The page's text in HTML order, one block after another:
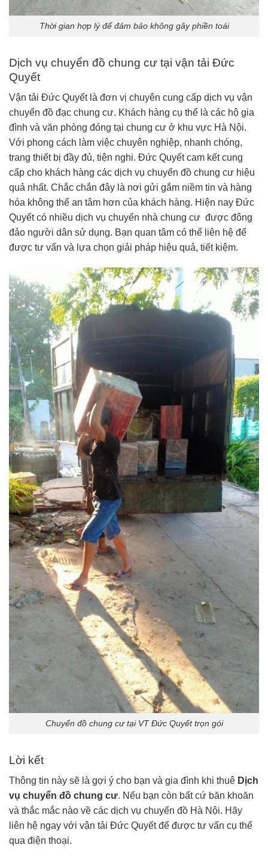
Thời gian hợp lý để đảm bảo không gây phiền toái
Dịch vụ chuyển đồ chung cư tại vận tải Đức
Quyết
Vận tải Đức Quyết là đơn vị chuyên cung cấp dịch vụ vận
chuyển đồ đạc chung cư. Khách hàng cụ thể là các hộ gia
đình và văn phòng đóng tại chung cư ở khu vực Hà Nội.
Với phong cách làm việc chuyên nghiệp, nhanh chóng,
trang thiết bị đầy đủ, tiện nghi. Đức Quyết cam kết cung
cấp cho khách hàng các dịch vụ chuyển đồ chung cư hiệu
quả nhất. Chắc chắn đây là nơi gửi gắm niềm tin và hàng
hóa không thể an tâm hơn của khách hàng. Hiện nay Đức
Quyết có nhiều dịch vụ chuyển nhà chung cư được đông
đảo người dân sử dụng. Bạn quan tâm có thể liên hệ để
được tư vấn và lựa chọn giải pháp hiệu quả, tiết kiệm.
Chuyển đồ chung cư tại VT Đức Quyết trọn gói
Lời kết
Thông tin này sẽ là gợi ý cho bạn và gia đình khi thuê Dịch
vụ chuyển đồ chung cư. Nếu bạn còn bất cứ băn khoăn
và thắc mắc nào về các dịch vụ chuyển đồ Hà Nội. Hãy
liên hệ ngay với vận tải Đức Quyết để được tư vấn cụ thể
qua điện thoại.